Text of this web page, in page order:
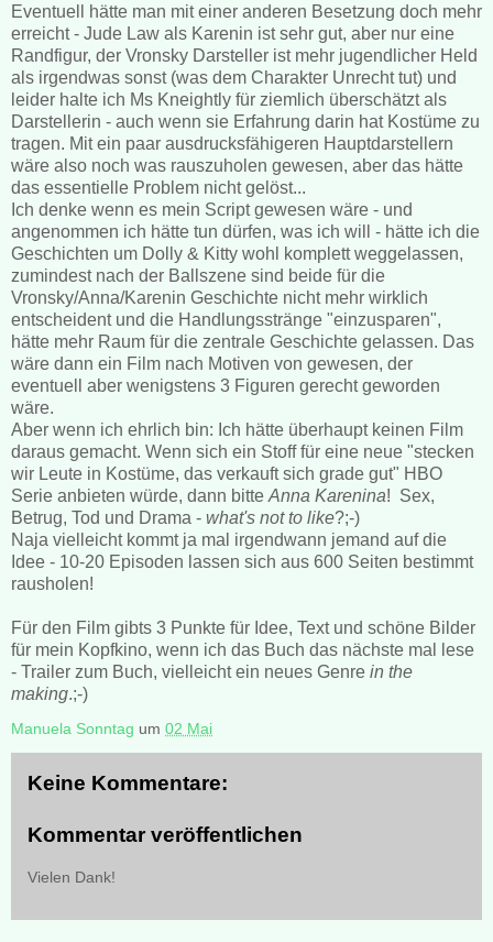
Eventuell hätte man mit einer anderen Besetzung doch mehr
erreicht - Jude Law als Karenin ist sehr gut, aber nur eine
Randfigur, der Vronsky Darsteller ist mehr jugendlicher Held
als irgendwas sonst (was dem Charakter Unrecht tut) und
leider halte ich Ms Kneightly für ziemlich überschätzt als
Darstellerin - auch wenn sie Erfahrung darin hat Kostüme zu
tragen. Mit ein paar ausdrucksfähigeren Hauptdarstellern
wäre also noch was rauszuholen gewesen, aber das hätte
das essentielle Problem nicht gelöst...
Ich denke wenn es mein Script gewesen wäre - und
angenommen ich hätte tun dürfen, was ich will - hätte ich die
Geschichten um Dolly & Kitty wohl komplett weggelassen,
zumindest nach der Ballszene sind beide für die
Vronsky/Anna/Karenin Geschichte nicht mehr wirklich
entscheident und die Handlungsstränge "einzusparen",
hätte mehr Raum für die zentrale Geschichte gelassen. Das
wäre dann ein Film nach Motiven von gewesen, der
eventuell aber wenigstens 3 Figuren gerecht geworden
wäre.
Aber wenn ich ehrlich bin: Ich hätte überhaupt keinen Film
daraus gemacht. Wenn sich ein Stoff für eine neue "stecken
wir Leute in Kostüme, das verkauft sich grade gut" HBO
Serie anbieten würde, dann bitte Anna Karenina! Sex,
Betrug, Tod und Drama - what's not to like?;-)
Naja vielleicht kommt ja mal irgendwann jemand auf die
Idee - 10-20 Episoden lassen sich aus 600 Seiten bestimmt
rausholen!
Für den Film gibts 3 Punkte für Idee, Text und schöne Bilder
für mein Kopfkino, wenn ich das Buch das nächste mal lese
- Trailer zum Buch, vielleicht ein neues Genre in the
making.;-)
Manuela Sonntag um 02 Mai
Keine Kommentare:
Kommentar veröffentlichen
Vielen Dank!